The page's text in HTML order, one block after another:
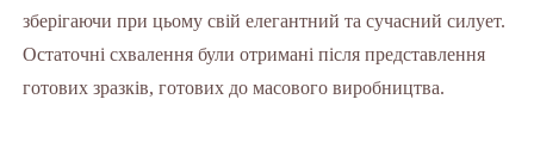
зберігаючи при цьому свій елегантний та сучасний силует.
Остаточні схвалення були отримані після представлення
готових зразків, готових до масового виробництва.